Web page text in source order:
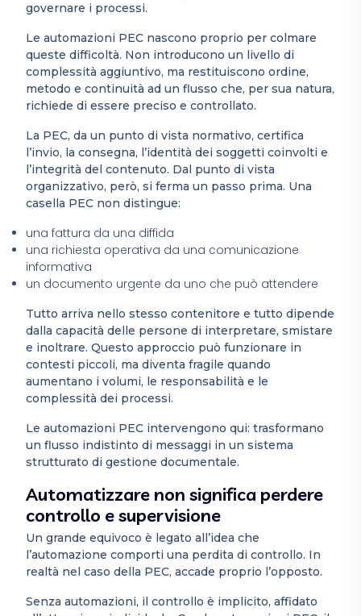
governare i processi.
Le automazioni PEC nascono proprio per colmare
queste difficoltà. Non introducono un livello di
complessità aggiuntivo, ma restituiscono ordine,
metodo e continuità ad un flusso che, per sua natura,
richiede di essere preciso e controllato.
La PEC, da un punto di vista normativo, certifica
l’invio, la consegna, l’identità dei soggetti coinvolti e
l’integrità del contenuto. Dal punto di vista
organizzativo, però, si ferma un passo prima. Una
casella PEC non distingue:
una fattura da una diffida
una richiesta operativa da una comunicazione
informativa
un documento urgente da uno che può attendere
Tutto arriva nello stesso contenitore e tutto dipende
dalla capacità delle persone di interpretare, smistare
e inoltrare. Questo approccio può funzionare in
contesti piccoli, ma diventa fragile quando
aumentano i volumi, le responsabilità e le
complessità dei processi.
Le automazioni PEC intervengono qui: trasformano
un flusso indistinto di messaggi in un sistema
strutturato di gestione documentale.
Automatizzare non significa perdere
controllo e supervisione
Un grande equivoco è legato all’idea che
l’automazione comporti una perdita di controllo. In
realtà nel caso della PEC, accade proprio l’opposto.
Senza automazioni, il controllo è implicito, affidato